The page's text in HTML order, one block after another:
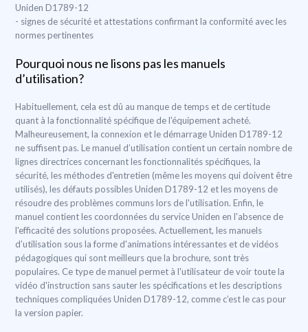
Uniden D1789-12
- signes de sécurité et attestations confirmant la conformité avec les
normes pertinentes
Pourquoi nous ne lisons pas les manuels
d’utilisation?
Habituellement, cela est dû au manque de temps et de certitude
quant à la fonctionnalité spécifique de l'équipement acheté.
Malheureusement, la connexion et le démarrage Uniden D1789-12
ne suffisent pas. Le manuel d’utilisation contient un certain nombre de
lignes directrices concernant les fonctionnalités spécifiques, la
sécurité, les méthodes d'entretien (même les moyens qui doivent être
utilisés), les défauts possibles Uniden D1789-12 et les moyens de
résoudre des problèmes communs lors de l'utilisation. Enfin, le
manuel contient les coordonnées du service Uniden en l'absence de
l'efficacité des solutions proposées. Actuellement, les manuels
d’utilisation sous la forme d'animations intéressantes et de vidéos
pédagogiques qui sont meilleurs que la brochure, sont très
populaires. Ce type de manuel permet à l'utilisateur de voir toute la
vidéo d'instruction sans sauter les spécifications et les descriptions
techniques compliquées Uniden D1789-12, comme c’est le cas pour
la version papier.